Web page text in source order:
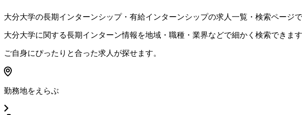
大分大学の長期インターンシップ・有給インターンシップの求人一覧・検索ページで
大分大学に関する長期インターン情報を地域・職種・業界などで細かく検索できます
ご自身にぴったりと合った求人が探せます。
勤務地をえらぶ